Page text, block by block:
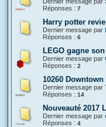
Réponses : 7
Harry potter
Dernier message par
Réponses : 6
LEGO gagne
Dernier message par
Réponses : 2
10260
Dernier message par
Réponses : 14
Nouveauté 2017
Dernier message par
Réponses : 4